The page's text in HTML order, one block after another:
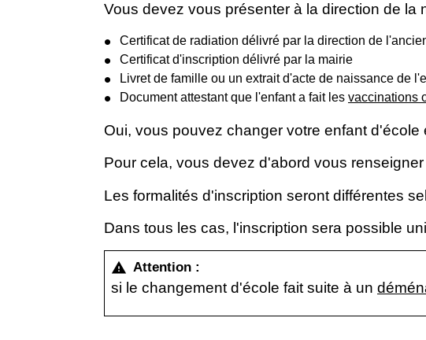
Vous devez vous présenter à la direction de
Certificat de radiation délivré par la direction de
Certificat d'inscription délivré par la mairie
Livret de famille ou un extrait d'acte de naissance de
Document attestant que l'enfant a fait les vaccinations
Oui, vous pouvez changer votre enfant
Pour cela, vous devez d'abord vous
Les formalités d'inscription seront différentes
Dans tous les cas, l'inscription sera possible
warning Attention :
si le changement d'école fait suite à un